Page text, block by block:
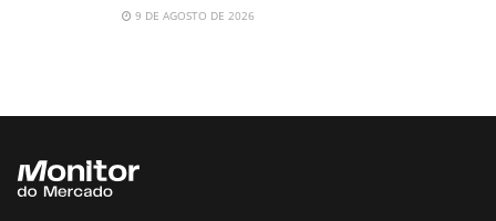
9 DE AGOSTO DE 2026